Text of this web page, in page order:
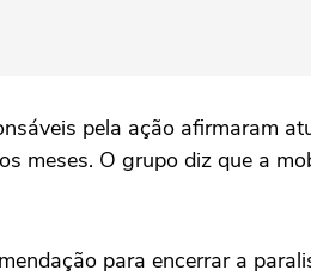
pela ação afirmaram
meses. O grupo diz que a
para encerrar a